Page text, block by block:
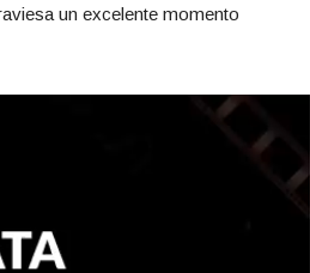
un excelente momento